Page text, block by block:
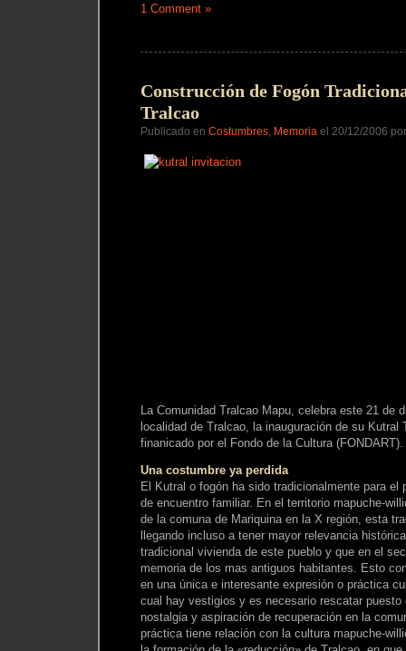
1 Comment »
Construcción de Fogón
Tralcao
Publicado en Costumbres, Memoria el 20/12/2006
La Comunidad Tralcao Mapu, celebra este 21 de
localidad de Tralcao, la inauguración de su Kutral
finanicado por el Fondo de la Cultura (FONDART).
Una costumbre ya perdida
El Kutral o fogón ha sido tradicionalmente para el
de encuentro familiar. En el territorio mapuche-
de la comuna de Mariquina en la X región, esta
llegando incluso a tener mayor relevancia
tradicional vivienda de este pueblo y que en el
memoria de los mas antiguos habitantes. Esto
en una única e interesante expresión o práctica
cual hay vestigios y es necesario rescatar puesto
nostalgia y aspiración de recuperación en la
práctica tiene relación con la cultura mapuche-